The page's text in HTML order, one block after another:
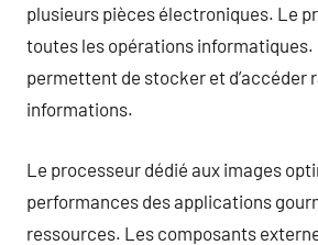
plusieurs pièces électroniques. Le
toutes les opérations informatiques.
permettent de stocker et d’accéder
informations.
Le processeur dédié aux images
performances des applications
ressources. Les composants